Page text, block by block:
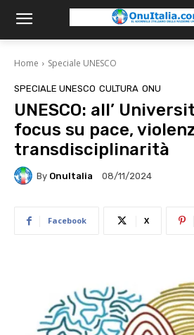
Home Speciale UNESCO
SPECIALE UNESCO CULTURA ONU
UNESCO: all’
focus su pace,
transdisciplinarità
By OnuItalia 08/11/2024
Facebook X